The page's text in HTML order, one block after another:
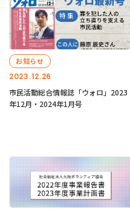
2023.12.26
お知らせ
市民活動総合情報誌「ウォロ」2023
年12月・2024年1月号